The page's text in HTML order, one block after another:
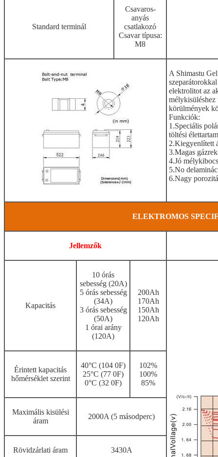
Standard terminál
Csavaros-
anyás
csatlakozó
Csavar típusa:
M8
A Shimastu
elektrolitot az
mélykisüléshez
körülmények
Funkciók:
1.Speciális
töltési
2.Kiegyenlített
3.Magas
4.Jó
5.No
6.Nagy
ELEKTROMOS
Jellemzők
Kapacitás
10 órás
sebesség (20A)
5 órás sebesség
(34A)
3 órás sebesség
(50A)
1 órai arány
(120A)
200Ah
170Ah
150Ah
120Ah
Érintett kapacitás
hőmérséklet szerint
40°C (104 0F)
25°C (77 0F)
0°C (32 0F)
102%
100%
85%
Maximális kisülési
áram
2000A (5 másodperc)
Rövidzárlati áram 3430A